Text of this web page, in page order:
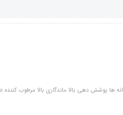
ها پوشش دهی بالا ماندگاری بالا مرطوب